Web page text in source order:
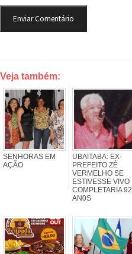
Veja também:
SENHORAS EM
AÇÃO
UBAITABA: EX-
PREFEITO ZÉ
VERMELHO SE
ESTIVESSE VIVO
COMPLETARIA 92
AN0S